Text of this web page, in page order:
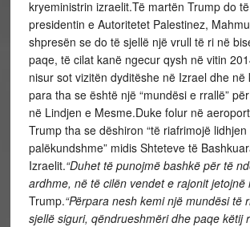
kryeministrin izraelit.Të martën Trump do
presidentin e Autoritetet Palestinez,
shpresën se do të sjellë një vrull të ri në
paqe, të cilat kanë ngecur qysh në vitin
nisur sot vizitën dyditëshe në Izrael dhe në
para tha se është një “mundësi e rrallë”
në Lindjen e Mesme.Duke folur në
Trump tha se dëshiron “të riafrimojë lidhjen
palëkundshme” midis Shteteve të
Izraelit.“Duhet të punojmë bashkë për të
ardhme, në të cilën vendet e rajonit jetojnë
Trump.“Përpara nesh kemi një mundësi të
sjellë siguri, qëndrueshmëri dhe paqe këtij